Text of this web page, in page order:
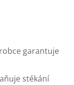
garantuje
stékání